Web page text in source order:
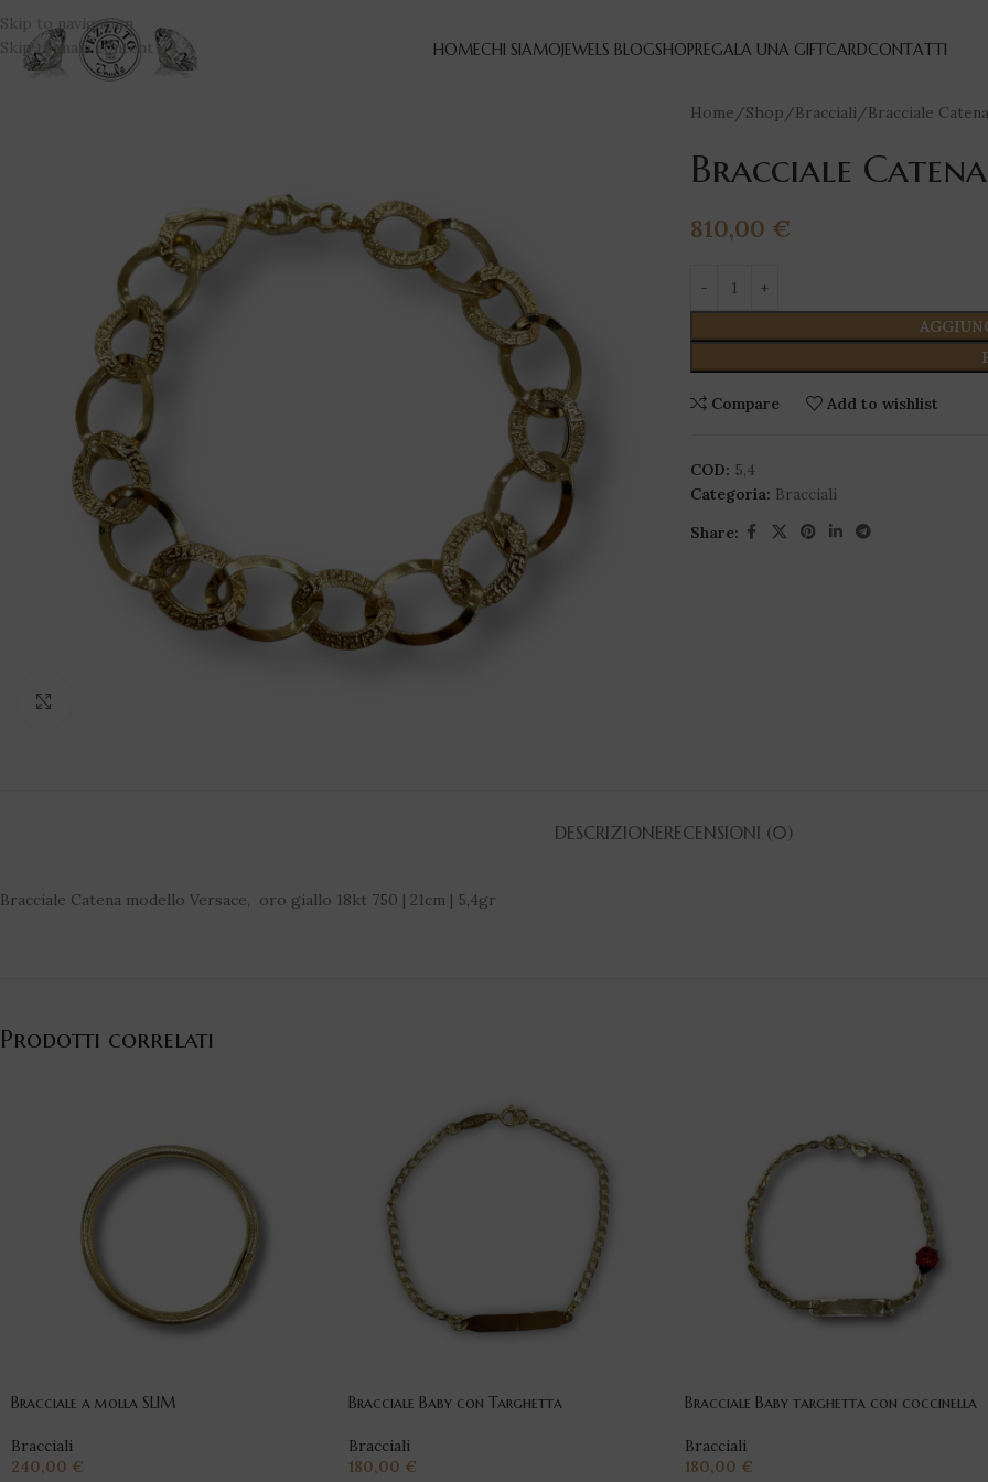
Skip to navigation
Skip to main content
HOMECHI SIAMOJEWELS BLOGSHOPREGALA UNA GIFTCARDCONTATTI
Home Shop Bracciali Bracciale
Bracciale
810,00 €
Compare Add to wishlist
COD: 5,4
Categoria: Bracciali
Share:
DESCRIZIONERECENSIONI (0)
Bracciale Catena modello Versace, oro giallo 18kt 750 | 21cm | 5,4gr
Prodotti correlati
Bracciale a molla SLIM
Bracciali
240,00 €
Bracciale Baby con Targhetta
Bracciali
180,00 €
Bracciale Baby targhetta con coccinella
Bracciali
180,00 €